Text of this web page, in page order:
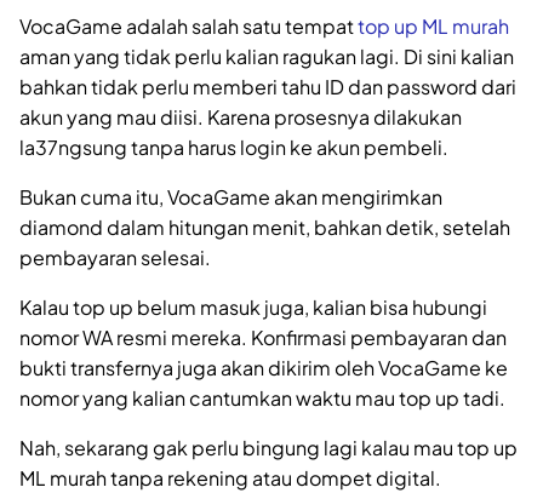
VocaGame adalah salah satu tempattop up ML murah
aman yang tidak perlu kalian ragukan lagi. Di sini kalian
bahkan tidak perlu memberi tahu ID dan password dari
akun yang mau diisi. Karena prosesnya dilakukan
la37ngsung tanpa harus login ke akun pembeli.
Bukan cuma itu, VocaGame akan mengirimkan
diamond dalam hitungan menit, bahkan detik, setelah
pembayaran selesai.
Kalau top up belum masuk juga, kalian bisa hubungi
nomor WA resmi mereka. Konfirmasi pembayaran dan
bukti transfernya juga akan dikirim oleh VocaGame ke
nomor yang kalian cantumkan waktu mau top up tadi.
Nah, sekarang gak perlu bingung lagi kalau mau top up
ML murah tanpa rekening atau dompet digital.